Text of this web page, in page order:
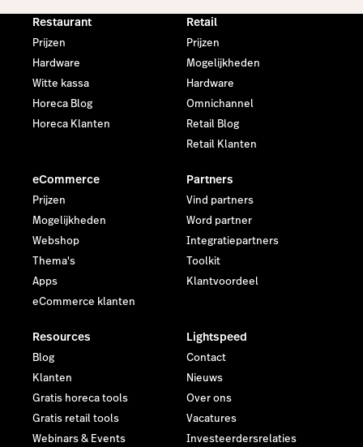
Restaurant
Prijzen
Hardware
Witte kassa
Horeca Blog
Horeca Klanten
Retail
Prijzen
Mogelijkheden
Hardware
Omnichannel
Retail Blog
Retail Klanten
eCommerce
Prijzen
Mogelijkheden
Webshop
Thema's
Apps
eCommerce klanten
Partners
Vind partners
Word partner
Integratiepartners
Toolkit
Klantvoordeel
Resources
Blog
Klanten
Gratis horeca tools
Gratis retail tools
Webinars & Events
Lightspeed
Contact
Nieuws
Over ons
Vacatures
Investeerdersrelaties